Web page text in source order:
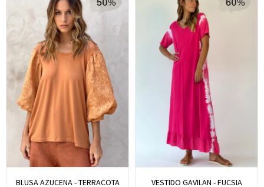
BLUSA AZUCENA - TERRACOTA VESTIDO GAVILAN - FUCSIA